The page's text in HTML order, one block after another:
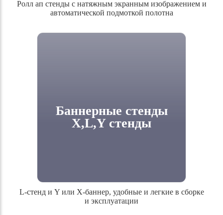
Ролл ап стенды с натяжным экранным изображением и
автоматической подмоткой полотна
Баннерные стенды
X,L,Y стенды
L-стенд и Y или X-баннер, удобные и легкие в сборке
и эксплуатации